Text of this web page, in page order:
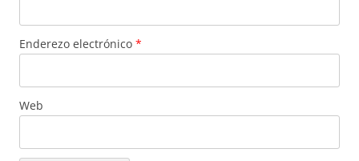
Enderezo electrónico *
Web